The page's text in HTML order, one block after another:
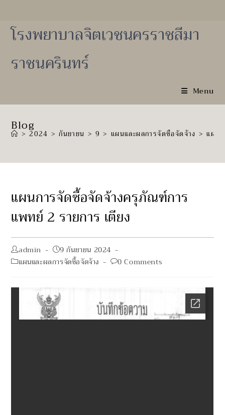
contentโรงพยาบาลจิตเวชนครราชสีมา
ราชนครินทร์
Menu
Blog
> 2024 > กันยายน > 9 > แผนและผลการจัดซื้อจัดจ้าง > แผน
แผนการจัดซื้อจัดจ้างครุภัณฑ์การ
แพทย์ 2 รายการ เตียง
Post
author:
admin Post
published:
9 กันยายน 2024
Postแผนและผลการจัดซื้อจัดจ้าง Post0 Comments